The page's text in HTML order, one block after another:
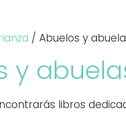
/ Abuelos y
y
libros